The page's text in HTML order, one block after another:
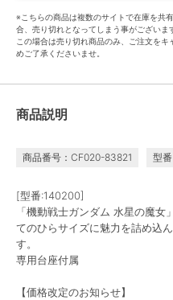
※こちらの商品は複数のサイトで在庫を共
合、売り切れとなってしまう事がございま
この場合は売り切れ商品のみ、ご注文を
めご了承くださいませ。
商品説明
商品番号：CF020-83821 型
[型番:140200]
「機動戦士ガンダム 水星の魔女
てのひらサイズに魅力を詰め込
す。
専用台座付属
【価格改定のお知らせ】